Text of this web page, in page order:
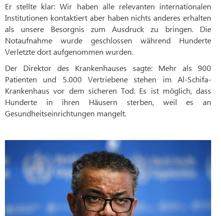
Er stellte klar: Wir haben alle relevanten internationalen
Institutionen kontaktiert aber haben nichts anderes erhalten
als unsere Besorgnis zum Ausdruck zu bringen. Die
Notaufnahme wurde geschlossen während Hunderte
Verletzte dort aufgenommen wurden.
Der Direktor des Krankenhauses sagte: Mehr als 900
Patienten und 5.000 Vertriebene stehen im Al-Schifa-
Krankenhaus vor dem sicheren Tod. Es ist möglich, dass
Hunderte in ihren Häusern sterben, weil es an
Gesundheitseinrichtungen mangelt.